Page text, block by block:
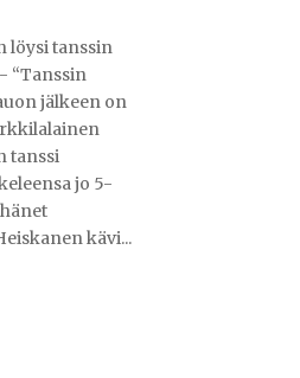
löysi tanssin
“Tanssin
jälkeen on
tanssi
jo 5-
kävi...